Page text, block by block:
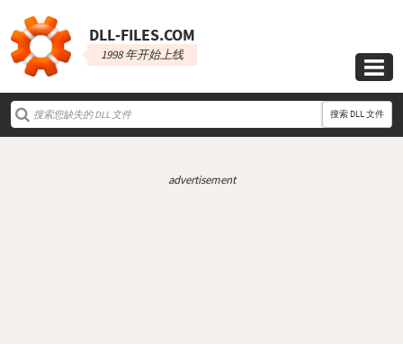
DLL‑FILES.COM
1998 年开始上线

搜索 DLL 文件
advertisement